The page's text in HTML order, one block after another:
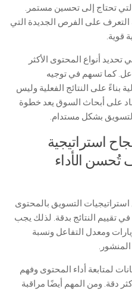
تحتاج إلى تحسين مستمر.
التعرف على الفرص الجديدة التي
قوية.
تحديد أنواع المحتوى الأكثر
كما تسهم في توجيه
بناءً على النتائج الفعلية وليس
على أبحاث السوق يعد خطوة
بشكل مستدام.
استراتيجية
تُحسن الأداء
التسويق بالمحتوى
تقييم النتائج بدقة. لذلك يجب
ومعدل التفاعل ونسبة
لمتابعة أداء المحتوى وفهم
دقة. ومن المهم أيضًا مراقبة